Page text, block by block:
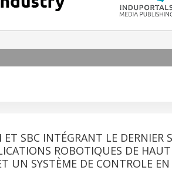
SBC INTÉGRANT LE DERNIER
ROBOTIQUES DE
UN SYSTÈME DE CONTROLE